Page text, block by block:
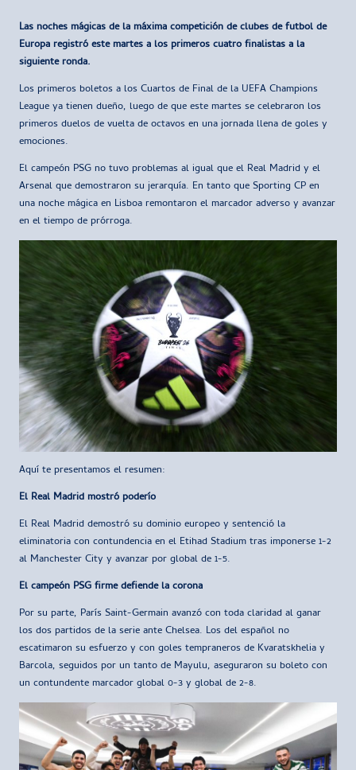
Las noches mágicas de la máxima competición de clubes de futbol de
Europa registró este martes a los primeros cuatro finalistas a la
siguiente ronda.
Los primeros boletos a los Cuartos de Final de la UEFA Champions
League ya tienen dueño, luego de que este martes se celebraron los
primeros duelos de vuelta de octavos en una jornada llena de goles y
emociones.
El campeón PSG no tuvo problemas al igual que el Real Madrid y el
Arsenal que demostraron su jerarquía. En tanto que Sporting CP en
una noche mágica en Lisboa remontaron el marcador adverso y avanzar
en el tiempo de prórroga.
Aquí te presentamos el resumen:
El Real Madrid mostró poderío
El Real Madrid demostró su dominio europeo y sentenció la
eliminatoria con contundencia en el Etihad Stadium tras imponerse 1-2
al Manchester City y avanzar por global de 1-5.
El campeón PSG firme defiende la corona
Por su parte, París Saint-Germain avanzó con toda claridad al ganar
los dos partidos de la serie ante Chelsea. Los del español no
escatimaron su esfuerzo y con goles tempraneros de Kvaratskhelia y
Barcola, seguidos por un tanto de Mayulu, aseguraron su boleto con
un contundente marcador global 0-3 y global de 2-8.